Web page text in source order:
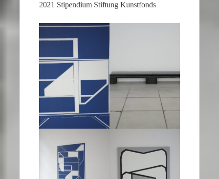
2021 Stipen­dium Stiftung Kunstfonds